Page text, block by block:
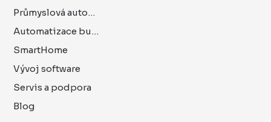
Průmyslová automatizace
Automatizace budov
SmartHome
Vývoj software
Servis a podpora
Blog